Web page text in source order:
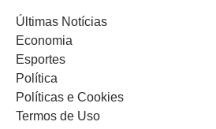
Últimas Notícias
Economia
Esportes
Política
Políticas e Cookies
Termos de Uso